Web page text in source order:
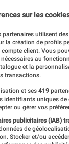
réalisés en toute
et aux
comparateur
sous
sur les
partenaires utilisent
la création de profils
compte client. Vous
au
et la
transactions.
et ses 419
identifiants uniques
ou gérer vos
publicitaires (IAB)
de
Stocker et/ou